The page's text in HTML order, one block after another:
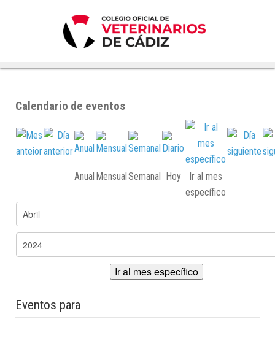
Calendario de eventos
Anual MensualSemanal Hoy
Ir al mes
específico
Ir al mes específico
Eventos para